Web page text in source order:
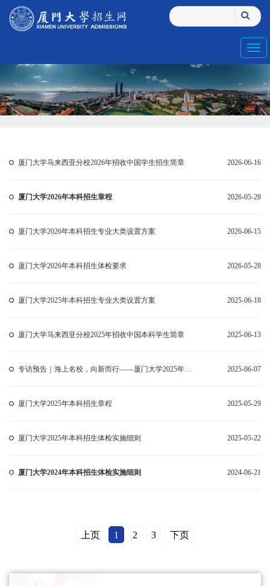
厦门大学马来西亚分校2026年招收中国学生招生简章 2026-06-16
厦门大学2026年本科招生章程 2026-05-28
厦门大学2026年本科招生专业大类设置方案 2026-06-15
厦门大学2026年本科招生体检要求 2026-05-28
厦门大学2025年本科招生专业大类设置方案 2025-06-18
厦门大学马来西亚分校2025年招收中国本科学生简章 2025-06-13
专访预告｜海上名校，向新而行——厦门大学2025年招生培养新政策访谈 2025-06-07
厦门大学2025年本科招生章程 2025-05-29
厦门大学2025年本科招生体检实施细则 2025-05-22
厦门大学2024年本科招生体检实施细则 2024-06-21
上页 1 2 3 下页